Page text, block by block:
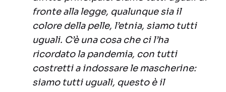
fronte alla legge, qualunque sia il
colore della pelle, l’etnia, siamo tutti
uguali. C’è una cosa che ci l’ha
ricordato la pandemia, con tutti
costretti a indossare le mascherine:
siamo tutti uguali, questo è il